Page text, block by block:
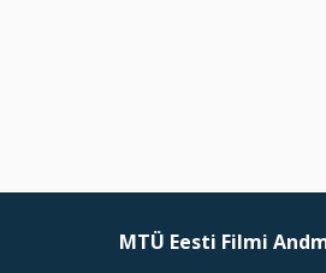
MTÜ Eesti Filmi